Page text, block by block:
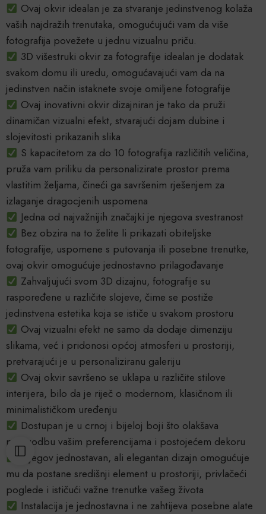
Ovaj okvir idealan je za stvaranje jedinstvenog kolaža
vaših najdražih trenutaka, omogućujući vam da više
fotografija povežete u jednu vizualnu priču.
3D višestruki okvir za fotografije idealan je dodatak
svakom domu ili uredu, omogućavajući vam da na
jedinstven način istaknete svoje omiljene fotografije
Ovaj inovativni okvir dizajniran je tako da pruži
dinamičan vizualni efekt, stvarajući dojam dubine i
slojevitosti prikazanih slika
S kapacitetom za do 10 fotografija različitih veličina,
pruža vam priliku da personalizirate prostor prema
vlastitim željama, čineći ga savršenim rješenjem za
izlaganje dragocjenih uspomena
Jedna od najvažnijih značajki je njegova svestranost
Bez obzira na to želite li prikazati obiteljske
fotografije, uspomene s putovanja ili posebne trenutke,
ovaj okvir omogućuje jednostavno prilagođavanje
Zahvaljujući svom 3D dizajnu, fotografije su
raspoređene u različite slojeve, čime se postiže
jedinstvena estetika koja se ističe u svakom prostoru
Ovaj vizualni efekt ne samo da dodaje dimenziju
slikama, već i pridonosi općoj atmosferi u prostoriji,
pretvarajući je u personaliziranu galeriju
Ovaj okvir savršeno se uklapa u različite stilove
interijera, bilo da je riječ o modernom, klasičnom ili
minimalističkom uređenju
Dostupan je u crnoj i bijeloj boji što olakšava
prilagodbu vašim preferencijama i postojećem dekoru
Njegov jednostavan, ali elegantan dizajn omogućuje
mu da postane središnji element u prostoriji, privlačeći
poglede i ističući važne trenutke vašeg života
Instalacija je jednostavna i ne zahtijeva posebne alate